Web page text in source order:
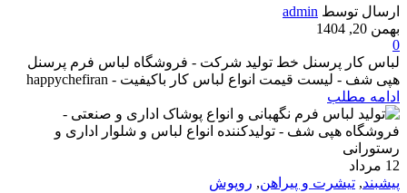
ارسال توسط admin
بهمن 20, 1404
0
لباس کار پرسنل خط تولید شرکت - فروشگاه لباس فرم پرسنل
هپی شف - لیست قیمت انواع لباس کار باکیفیت - happychefiran
ادامه مطلب
12 مرداد
پیشبند, تیشرت و پیراهن, روپوش